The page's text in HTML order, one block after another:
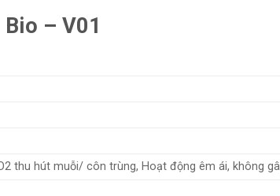
– V01
thu hút muỗi/ côn trùng, Hoạt động êm ái, không